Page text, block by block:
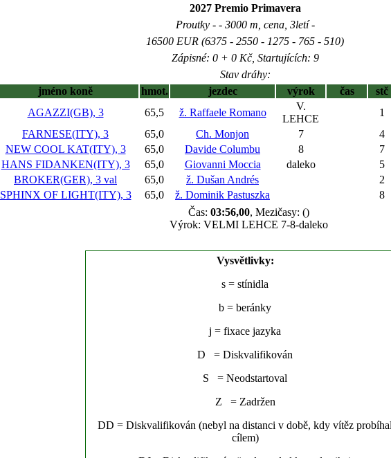
2027 Premio Primavera
Proutky - - 3000 m, cena, 3letí -
16500 EUR (6375 - 2550 - 1275 - 765 - 510)
Zápisné: 0 + 0 Kč, Startujících: 9
Stav dráhy:
jméno koně hmot. jezdec výrok čas stč
AGAZZI(GB), 3 65,5 ž. Raffaele Romano
V.
LEHCE
1
FARNESE(ITY), 3 65,0 Ch. Monjon 7
4
NEW COOL KAT(ITY), 3 65,0 Davide Columbu 8
7
HANS FIDANKEN(ITY), 3 65,0 Giovanni Moccia daleko
5
BROKER(GER), 3 val 65,0 ž. Dušan Andrés 2
SPHINX OF LIGHT(ITY), 3 65,0 ž. Dominik Pastuszka
8
Čas: 03:56,00, Mezičasy: ()
Výrok: VELMI LEHCE 7-8-daleko
Vysvětlivky:
s = stínidla
b = beránky
j = fixace jazyka
D = Diskvalifikován
S = Neodstartoval
Z = Zadržen
DD = Diskvalifikován (nebyl na distanci v době, kdy vítěz probíhal
cílem)